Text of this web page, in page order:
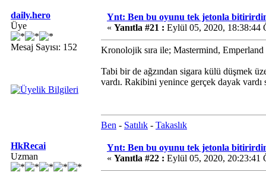
daily.hero
Üye
Mesaj Sayısı: 152
Ynt: Ben bu oyunu tek jetonla
« Yanıtla #21 : Eylül 05, 2020, 18:38:44
Kronolojik sıra ile; Mastermind,
Tabi bir de ağzından sigara külü düşmek
vardı. Rakibini yenince gerçek dayak vardı
Ben - Satılık - Takaslık
HkRecai
Uzman
Ynt: Ben bu oyunu tek jetonla
« Yanıtla #22 : Eylül 05, 2020, 20:23:41